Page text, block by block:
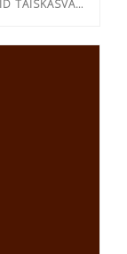
TASUTA HISPAANIA KEELE PROOVITUNNID TÄISKASVANUTELE